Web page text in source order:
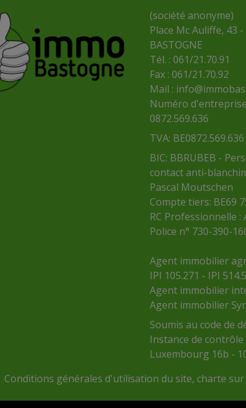
(société anonyme)
Place Mc Auliffe, 43 -
BASTOGNE
Tél. : 061/21.70.91
Fax : 061/21.70.92
Mail :
Numéro d'entreprise
0872.569.636
TVA: BE0872.569.636
BIC: BBRUBEB -
contact anti-
Pascal Moutschen
Compte tiers: BE69
RC Professionnelle :
Police n° 730-390-
Agent immobilier
IPI 105.271 - IPI
Agent immobilier
Agent immobilier
Soumis aucode de
Instance de contrôle
Luxembourg 16b -
Conditions générales d'utilisation du site,charte